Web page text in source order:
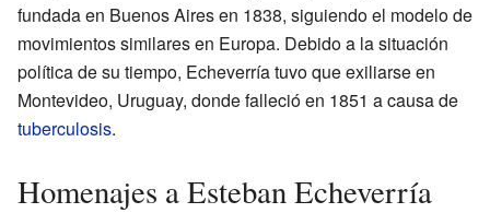
fundada en Buenos Aires en 1838, siguiendo el modelo de
movimientos similares en Europa. Debido a la situación
política de su tiempo, Echeverría tuvo que exiliarse en
Montevideo, Uruguay, donde falleció en 1851 a causa de
tuberculosis.
Homenajes a Esteban Echeverría